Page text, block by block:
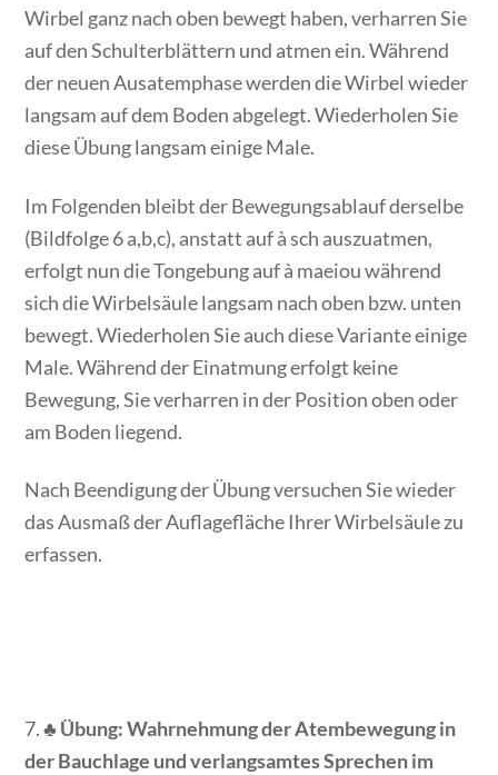
Wirbel ganz nach oben bewegt haben, verharren Sie
auf den Schulterblättern und atmen ein. Während
der neuen Ausatemphase werden die Wirbel wieder
langsam auf dem Boden abgelegt. Wiederholen Sie
diese Übung langsam einige Male.
Im Folgenden bleibt der Bewegungsablauf derselbe
(Bildfolge 6 a,b,c), anstatt auf à sch auszuatmen,
erfolgt nun die Tongebung auf à maeiou während
sich die Wirbelsäule langsam nach oben bzw. unten
bewegt. Wiederholen Sie auch diese Variante einige
Male. Während der Einatmung erfolgt keine
Bewegung, Sie verharren in der Position oben oder
am Boden liegend.
Nach Beendigung der Übung versuchen Sie wieder
das Ausmaß der Auflagefläche Ihrer Wirbelsäule zu
erfassen.
7. ♣Übung: Wahrnehmung der Atembewegung in
der Bauchlage und verlangsamtes Sprechen im